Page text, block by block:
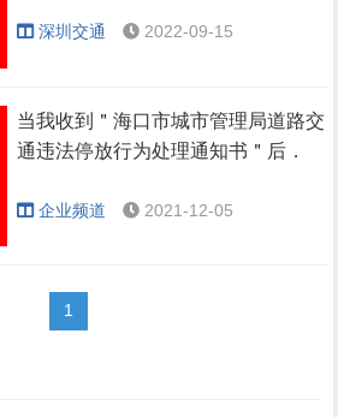
深圳交通 2022-09-15
当我收到＂海口市城市管理局道路交
通违法停放行为处理通知书＂后．
企业频道 2021-12-05
1